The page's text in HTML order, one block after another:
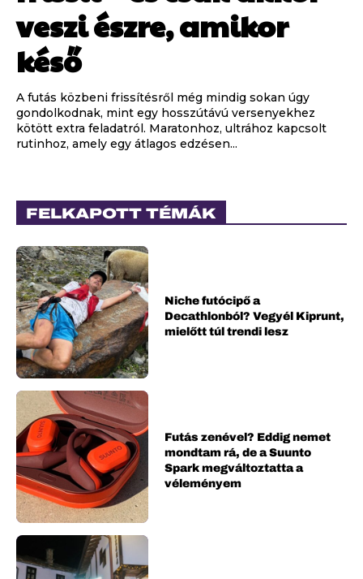
veszi észre, amikor
késő
A futás közbeni frissítésről még mindig sokan úgy
gondolkodnak, mint egy hosszútávú versenyekhez
kötött extra feladatról. Maratonhoz, ultrához kapcsolt
rutinhoz, amely egy átlagos edzésen...
FELKAPOTT TÉMÁK
Niche futócipő a
Decathlonból? Vegyél Kiprunt,
mielőtt túl trendi lesz
Futás zenével? Eddig nemet
mondtam rá, de a Suunto
Spark megváltoztatta a
véleményem